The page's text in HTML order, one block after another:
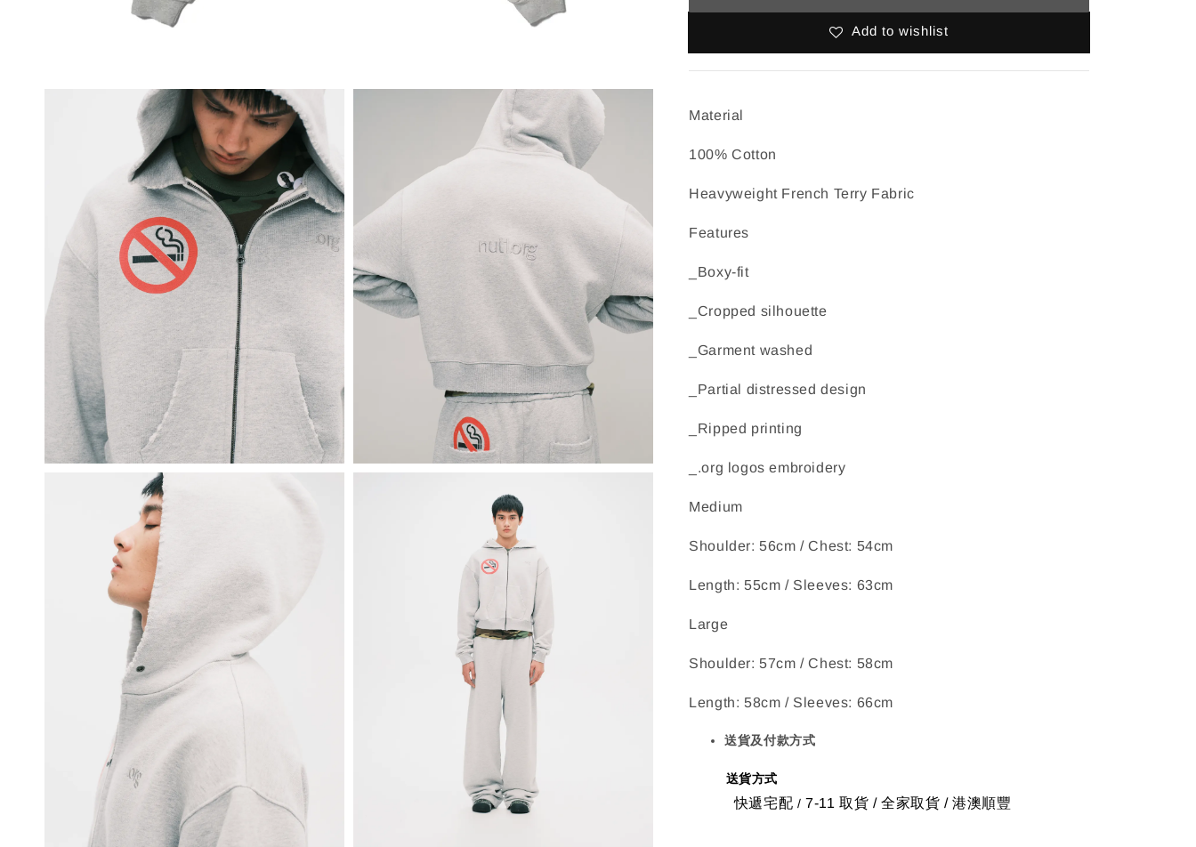
Add to wishlist
Material
100% Cotton
Heavyweight French Terry Fabric
Features
_Boxy-fit
_Cropped silhouette
_Garment washed
_Partial distressed design
_Ripped printing
_.org logos embroidery
Medium
Shoulder: 56cm / Chest: 54cm
Length: 55cm / Sleeves: 63cm
Large
Shoulder: 57cm / Chest: 58cm
Length: 58cm / Sleeves: 66cm
送貨及付款方式
送貨方式
快遞宅配 / 7-11 取貨 /全家取貨 / 港澳順豐